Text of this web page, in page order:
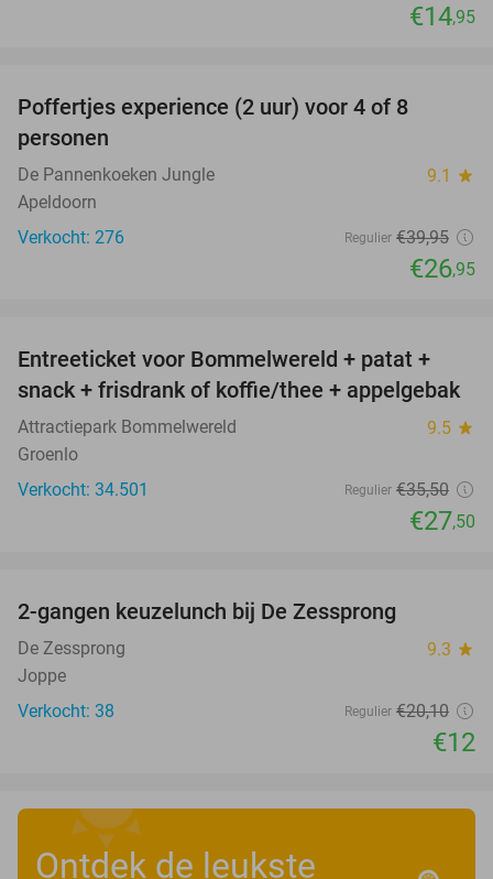
€14,95
Poffertjes experience (2 uur) voor 4 of 8
personen
De Pannenkoeken Jungle 9.1 star
Apeldoorn
Verkocht: 276
Regulier €39,95
€26,95
23%
Entreeticket voor Bommelwereld + patat +
snack + frisdrank of koffie/thee + appelgebak
Attractiepark Bommelwereld 9.5 star
Groenlo
Verkocht: 34.501
Regulier €35,50
€27,50
2-gangen keuzelunch bij De Zessprong
De Zessprong 9.3 star
Joppe
Verkocht: 38
Regulier €20,10
€12
Ontdek de leukste